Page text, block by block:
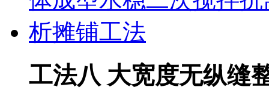
工法八 大宽度无纵缝